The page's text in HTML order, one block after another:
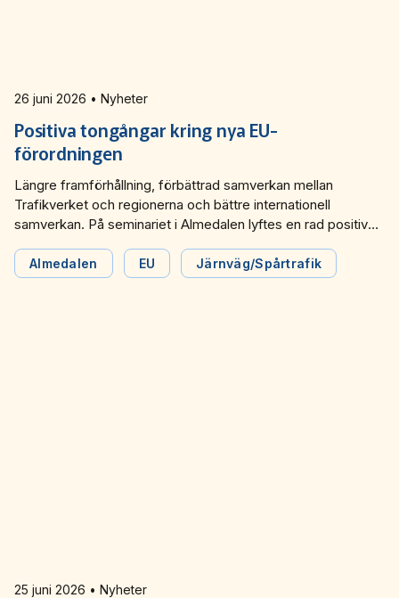
26 juni 2026 • Nyheter
Positiva tongångar kring nya EU-
förordningen
Längre framförhållning, förbättrad samverkan mellan
Trafikverket och regionerna och bättre internationell
samverkan. På seminariet i Almedalen lyftes en rad positiva
Almedalen EU Järnväg/Spårtrafik
25 juni 2026 • Nyheter